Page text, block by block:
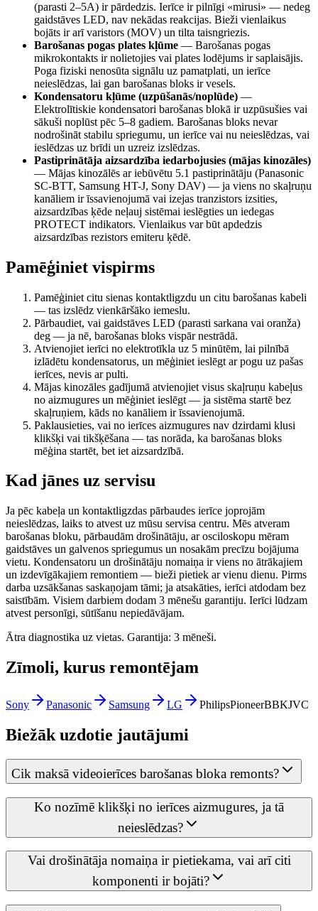
(parasti 2–5A) ir pārdedzis. Ierīce ir pilnīgi «mirusi» — nedeg
gaidstāves LED, nav nekādas reakcijas. Bieži vienlaikus
bojāts ir arī varistors (MOV) un tilta taisngriezis.
Barošanas pogas plates kļūme — Barošanas pogas
mikrokontakts ir nolietojies vai plates lodējums ir saplaisājis.
Poga fiziski nenosūta signālu uz pamatplati, un ierīce
neieslēdzas, lai gan barošanas bloks ir vesels.
Kondensatoru kļūme (uzpūšanās/noplūde) —
Elektrolītiskie kondensatori barošanas blokā ir uzpūsušies vai
sākuši noplūst pēc 5–8 gadiem. Barošanas bloks nevar
nodrošināt stabilu spriegumu, un ierīce vai nu neieslēdzas, vai
ieslēdzas uz brīdi un uzreiz izslēdzas.
Pastiprinātāja aizsardzība iedarbojusies (mājas kinozāles)
— Mājas kinozālēs ar iebūvētu 5.1 pastiprinātāju (Panasonic
SC-BTT, Samsung HT-J, Sony DAV) — ja viens no skaļruņu
kanāliem ir īssavienojumā vai izejas tranzistors izsities,
aizsardzības ķēde neļauj sistēmai ieslēgties un iedegas
PROTECT indikators. Vienlaikus var būt apdedzis
aizsardzības rezistors emiteru ķēdē.
Pamēģiniet vispirms
Pamēģiniet citu sienas kontaktligzdu un citu barošanas kabeli
— tas izslēdz vienkāršāko iemeslu.
Pārbaudiet, vai gaidstāves LED (parasti sarkana vai oranža)
deg — ja nē, barošanas bloks vispār nestrādā.
Atvienojiet ierīci no elektrotīkla uz 5 minūtēm, lai pilnībā
izlādētu kondensatorus, un mēģiniet ieslēgt ar pogu uz pašas
ierīces, nevis ar pulti.
Mājas kinozāles gadījumā atvienojiet visus skaļruņu kabeļus
no aizmugures un mēģiniet ieslēgt — ja sistēma startē bez
skaļruņiem, kāds no kanāliem ir īssavienojumā.
Paklausieties, vai no ierīces aizmugures nav dzirdami klusi
klikšķi vai tikšķēšana — tas norāda, ka barošanas bloks
mēģina startēt, bet iet aizsardzībā.
Kad jānes uz servisu
Ja pēc kabeļa un kontaktligzdas pārbaudes ierīce joprojām
neieslēdzas, laiks to atvest uz mūsu servisa centru. Mēs atveram
barošanas bloku, pārbaudām drošinātāju, ar osciloskopu mēram
gaidstāves un galvenos spriegumus un nosakām precīzu bojājuma
vietu. Kondensatoru un drošinātāju nomaiņa ir viens no ātrākajiem
un izdevīgākajiem remontiem — bieži pietiek ar vienu dienu. Pirms
darba uzsākšanas saskaņojam tāmi; ja atsakāties, ierīci atdodam bez
saistībām. Visiem darbiem dodam 3 mēnešu garantiju. Ierīci lūdzam
atvest personīgi, sūtīšanu nepiedāvājam.
Ātra diagnostika uz vietas. Garantija: 3 mēneši.
Zīmoli, kurus remontējam
Sony Panasonic Samsung LG PhilipsPioneerBBKJVC
Biežāk uzdotie jautājumi
Cik maksā videoierīces barošanas bloka remonts?
Ko nozīmē klikšķi no ierīces aizmugures, ja tā
neieslēdzas?
Vai drošinātāja nomaiņa ir pietiekama, vai arī citi
komponenti ir bojāti?